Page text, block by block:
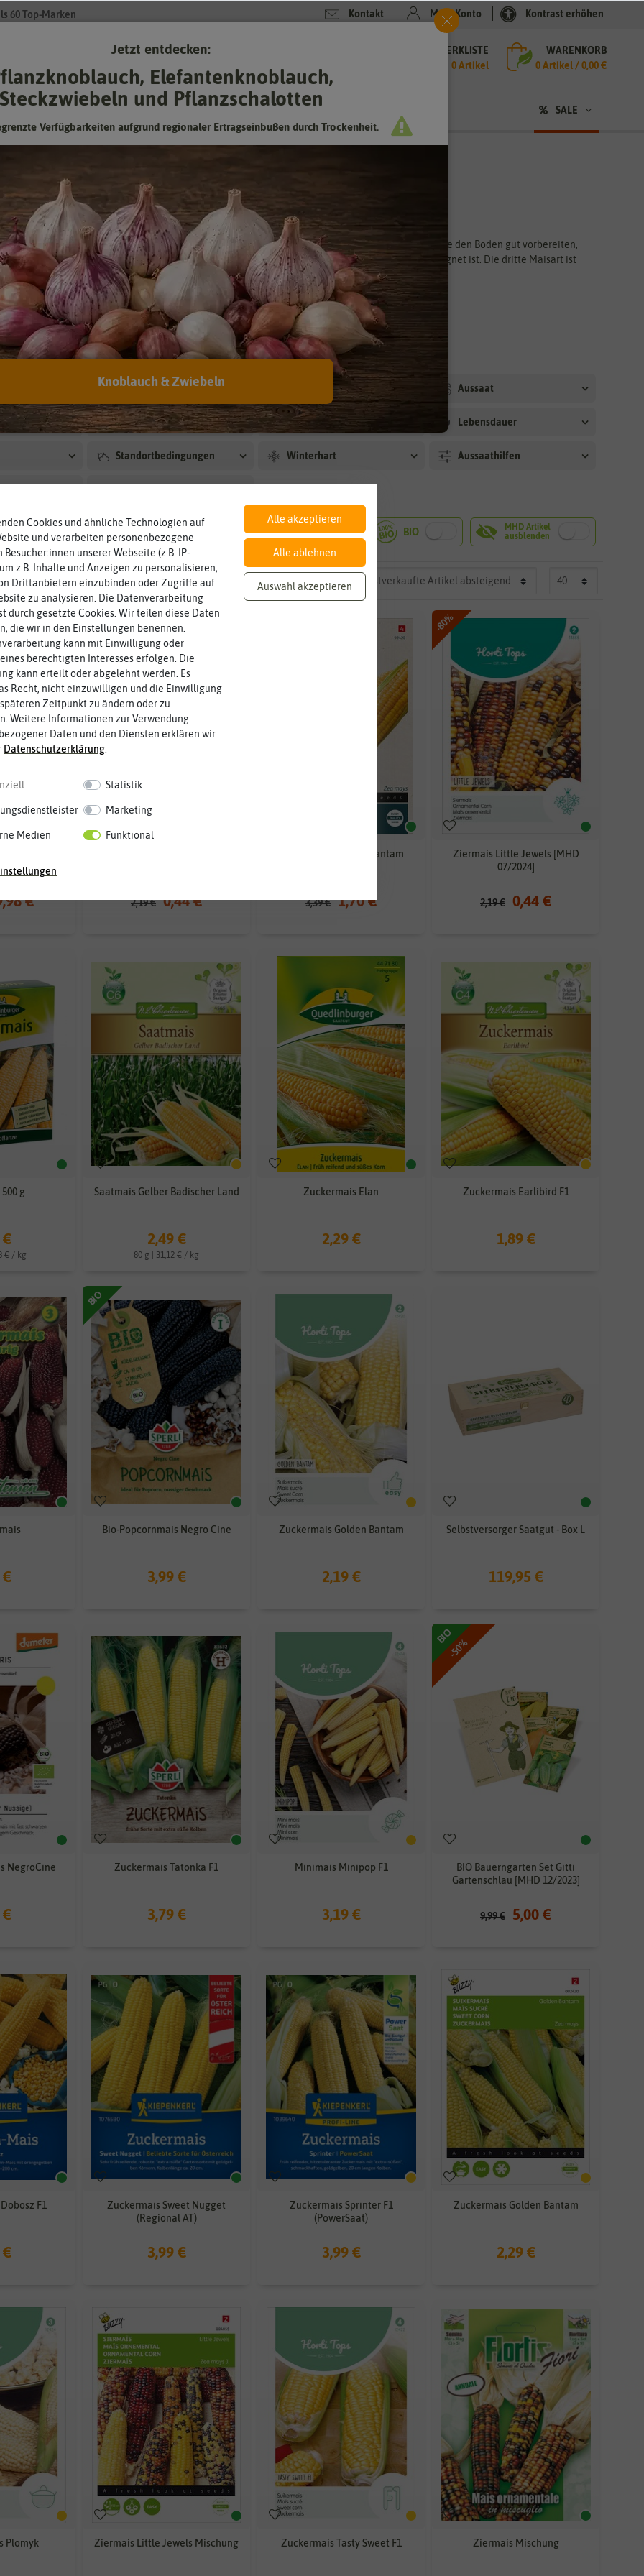
60 Top-Marken Kontakt Mein Konto Kontrast erhöhen
MERKLISTE
0 Artikel
WARENKORB
0Artikel /0,00 €
SALE
- Maissamen
ist keine Wissenschaft
beliebten Gemüsesorten. Zuckersüßer Zuckermais lässt sich für viele Rezepte verwenden. Wenn Sie den Boden gut vorbereiten,
Monate Mais ernten. Neben dem Zuckermais gibt es auch Futtermais, der für Tierfutter gut geeignet ist. Die dritte Maisart ist
lässt sich gut als Dekoration verwendet und ist in Trockengestecken sehr lange haltbar.
Preis Lieferbarkeit Aussaat
Blütenfarbe Ernte Lebensdauer
Standortbedingungen Winterhart Aussaathilfen
in Maissamen
€
-80%
2,19 € 0,44 €
Zuckermais Golden Bantam
3,39 € 1,70 €
-80%
Ziermais Little Jewels [MHD
07/2024]
2,19 € 0,44 €
g
€
€ / kg
Saatmais Gelber Badischer Land
2,49 €
80 g | 31,12 € / kg
Zuckermais Elan
2,29 €
Zuckermais Earlibird F1
1,89 €
€
BIO
Bio-Popcornmais Negro Cine
3,99 €
Zuckermais Golden Bantam
2,19 €
Selbstversorger Saatgut - Box L
119,95 €
NegroCine
€
Zuckermais Tatonka F1
3,79 €
Minimais Minipop F1
3,19 €
-50%
BIO
BIO Bauerngarten Set Gitti
Gartenschlau [MHD 12/2023]
9,99 € 5,00 €
F1
€
Zuckermais Sweet Nugget
(Regional AT)
3,99 €
Zuckermais Sprinter F1
(PowerSaat)
3,99 €
Zuckermais Golden Bantam
2,29 €
Plomyk Ziermais Little Jewels Mischung Zuckermais Tasty Sweet F1 Ziermais Mischung
Cookies und ähnliche Technologien auf
und verarbeiten personenbezogene
Besucher:innen unserer Webseite (z.B. IP-
z.B. Inhalte und Anzeigen zu personalisieren,
Drittanbietern einzubinden oder Zugriffe auf
zu analysieren. Die Datenverarbeitung
durch gesetzte Cookies. Wir teilen diese Daten
die wir in den Einstellungen benennen.
kann mit Einwilligung oder
berechtigten Interesses erfolgen. Die
kann erteilt oder abgelehnt werden. Es
Recht, nicht einzuwilligen und die Einwilligung
Zeitpunkt zu ändern oder zu
Weitere Informationen zur Verwendung
Daten und den Diensten erklären wir
Daten­schutz­erklärung
Statistik
Marketing
Medien Funktional
Alle akzeptieren
Alle ablehnen
Auswahl akzeptieren
Jetzt entdecken:
Elefantenknoblauch,
Steckzwiebeln und Pflanzschalotten
Verfügbarkeiten aufgrund regionaler Ertragseinbußen durch Trockenheit.
Knoblauch & Zwiebeln